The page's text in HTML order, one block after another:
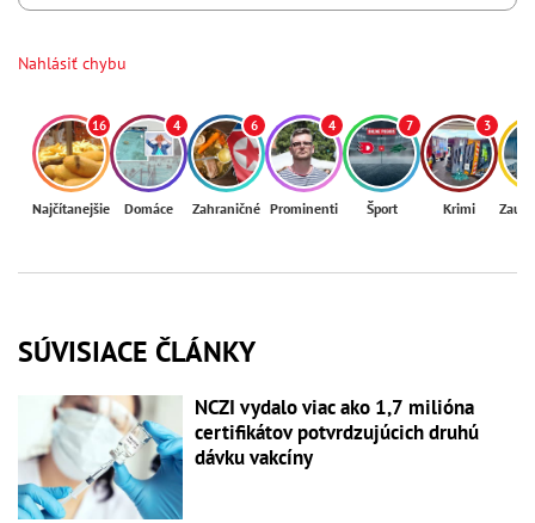
Nahlásiť chybu
16
Najčítanejšie
4
Domáce
6
Zahraničné
4
Prominenti
7
Šport
3
Krimi
SÚVISIACE ČLÁNKY
NCZI vydalo viac ako 1,7 milióna
certifikátov potvrdzujúcich druhú
dávku vakcíny